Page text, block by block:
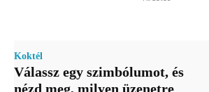
Koktél
Válassz egy szimbólumot, és
nézd meg, milyen üzenetre